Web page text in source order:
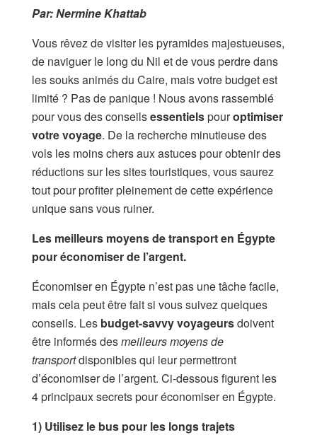
Par: Nermine Khattab
Vous rêvez de visiter les pyramides majestueuses,
de naviguer le long du Nil et de vous perdre dans
les souks animés du Caire, mais votre budget est
limité ? Pas de panique ! Nous avons rassemblé
pour vous des conseilsessentielspouroptimiser
votre voyage. De la recherche minutieuse des
vols les moins chers aux astuces pour obtenir des
réductions sur les sites touristiques, vous saurez
tout pour profiter pleinement de cette expérience
unique sans vous ruiner.
Les meilleurs moyens de transport en Égypte
pour économiser de l’argent.
Économiser en Égypte n’est pas une tâche facile,
mais cela peut être fait si vous suivez quelques
conseils. Les budget-savvy voyageursdoivent
être informés desmeilleurs moyens de
transportdisponibles qui leur permettront
d’économiser de l’argent. Ci-dessous figurent les
4 principaux secrets pour économiser en Égypte.
1) Utilisez le bus pour les longs trajets